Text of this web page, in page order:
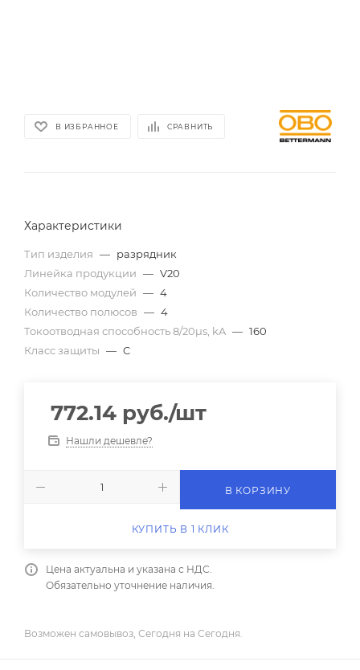
В ИЗБРАННОЕ СРАВНИТЬ
Характеристики
Тип изделия — разрядник
Линейка продукции — V20
Количество модулей — 4
Количество полюсов — 4
Токоотводная способность 8/20µs, kA — 160
Класс защиты — C
772.14 руб./шт
Нашли дешевле?
В КОРЗИНУ
КУПИТЬ В 1 КЛИК
Цена актуальна и указана с НДС.
Обязательно уточнение наличия.
Возможен самовывоз, Сегодня на Сегодня.